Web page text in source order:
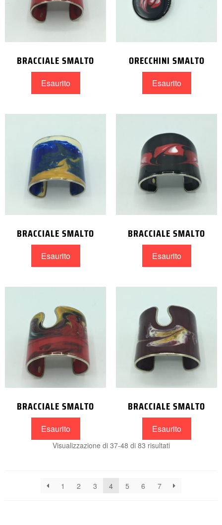
BRACCIALE SMALTO
Esaurito
ORECCHINI SMALTO
Esaurito
BRACCIALE SMALTO
Esaurito
BRACCIALE SMALTO
Esaurito
BRACCIALE SMALTO
Esaurito
BRACCIALE SMALTO
Esaurito
Visualizzazione di 37-48 di 83 risultati
1 2 3 4 5 6 7